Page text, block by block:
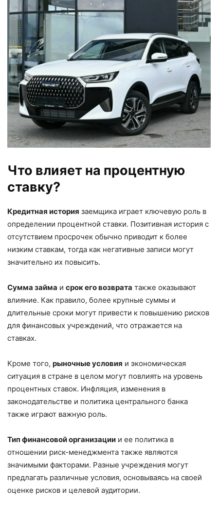
Что влияет на процентную
ставку?
Кредитная история заемщика играет ключевую роль в
определении процентной ставки. Позитивная история с
отсутствием просрочек обычно приводит к более
низким ставкам, тогда как негативные записи могут
значительно их повысить.
Сумма займа и срок его возврата также оказывают
влияние. Как правило, более крупные суммы и
длительные сроки могут привести к повышению рисков
для финансовых учреждений, что отражается на
ставках.
Кроме того, рыночные условия и экономическая
ситуация в стране в целом могут повлиять на уровень
процентных ставок. Инфляция, изменения в
законодательстве и политика центрального банка
также играют важную роль.
Тип финансовой организации и ее политика в
отношении риск-менеджмента также являются
значимыми факторами. Разные учреждения могут
предлагать различные условия, основываясь на своей
оценке рисков и целевой аудитории.